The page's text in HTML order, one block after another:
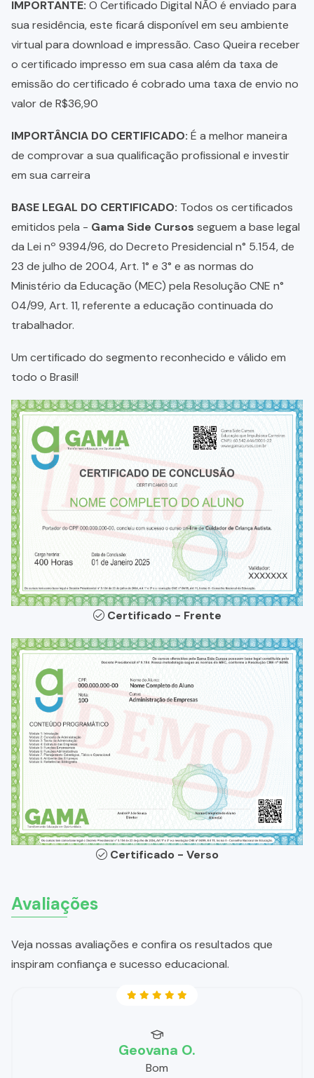
IMPORTANTE: O Certificado Digital NÃO é enviado para
sua residência, este ficará disponível em seu ambiente
virtual para download e impressão. Caso Queira receber
o certificado impresso em sua casa além da taxa de
emissão do certificado é cobrado uma taxa de envio no
valor de R$36,90
IMPORTÂNCIA DO CERTIFICADO: É a melhor maneira
de comprovar a sua qualificação profissional e investir
em sua carreira
BASE LEGAL DO CERTIFICADO: Todos os certificados
emitidos pela - Gama Side Cursos seguem a base legal
da Lei nº 9394/96, do Decreto Presidencial n° 5.154, de
23 de julho de 2004, Art. 1° e 3° e as normas do
Ministério da Educação (MEC) pela Resolução CNE n°
04/99, Art. 11, referente a educação continuada do
trabalhador.
Um certificado do segmento reconhecido e válido em
todo o Brasil!
Certificado - Frente
Certificado - Verso
Avaliações
Veja nossas avaliações e confira os resultados que
inspiram confiança e sucesso educacional.
Geovana O.
Bom